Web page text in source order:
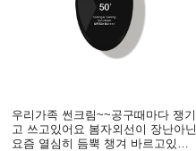
우리가족 썬크림~~공구때마다 쟁기
고 쓰고있어요 봄자외선이 장난아닌
요즘 열심히 듬뿍 챙겨 바르고있어